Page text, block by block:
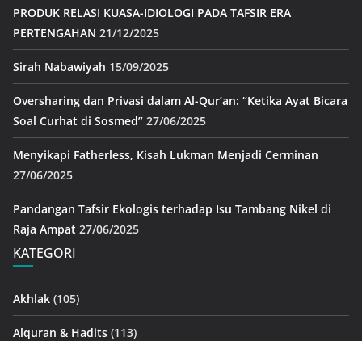
PRODUK RELASI KUASA-IDIOLOGI PADA TAFSIR ERA
PERTENGAHAN 21/12/2025
Sirah Nabawiyah 15/09/2025
Oversharing dan Privasi dalam Al-Qur’an: “Ketika Ayat Bicara
Soal Curhat di Sosmed” 27/06/2025
Menyikapi Fatherless, Kisah Lukman Menjadi Cerminan
27/06/2025
Pandangan Tafsir Ekologis terhadap Isu Tambang Nikel di
Raja Ampat 27/06/2025
KATEGORI
Akhlak (105)
Alquran & Hadits (113)